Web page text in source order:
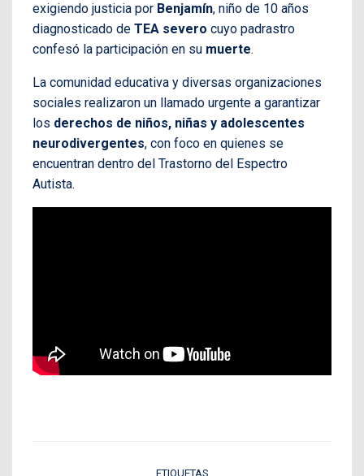
exigiendo justicia por Benjamín, niño de 10 años
diagnosticado de TEA severo cuyo padrastro
confesó la participación en su muerte.
La comunidad educativa y diversas organizaciones
sociales realizaron un llamado urgente a garantizar
los derechos de niños, niñas y adolescentes
neurodivergentes, con foco en quienes se
encuentran dentro del Trastorno del Espectro
Autista.
ETIQUETAS